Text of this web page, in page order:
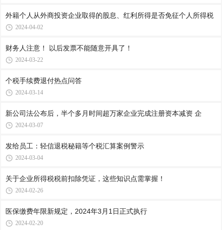
外籍个人从外商投资企业取得的股息、红利所得是否免征个人所得税
2024-04-02
财务人注意！ 以后发票不能随意开具了！
2024-03-22
个税手续费退付热点问答
2024-03-14
新公司法公布后，半个多月时间超万家企业完成注册资本减资 企
2024-03-07
发给员工：轻信退税秘籍等个税汇算案例警示
2024-03-04
关于企业所得税税前扣除凭证，这些知识点需掌握！
2024-02-26
医保缴费年限新规定，2024年3月1日正式执行
2024-02-20